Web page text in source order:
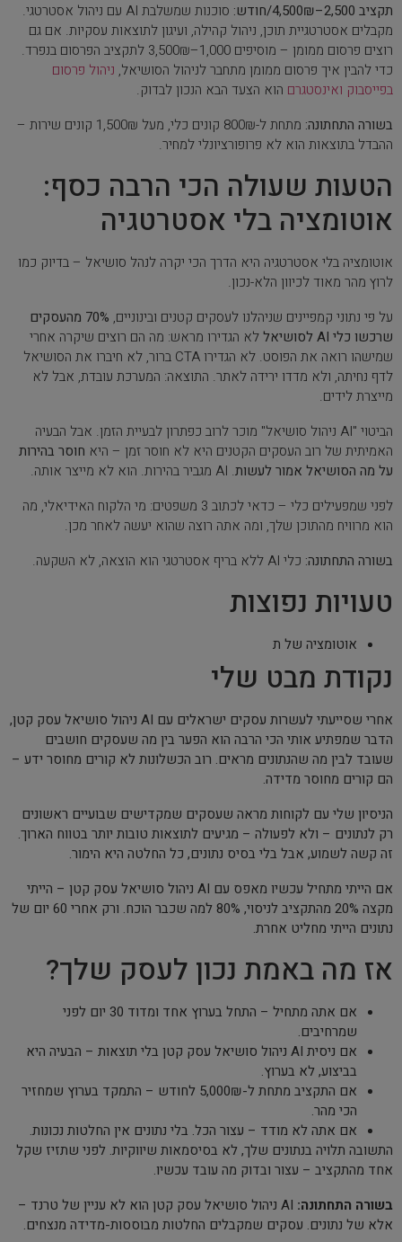
תקציב 2,500–4,500₪/חודש:
סוכנות שמשלבת AI עם ניהול אסטרטגי.
מקבלים אסטרטגיית תוכן, ניהול קהילה, ועיגון לתוצאות עסקיות. אם גם
רוצים פרסום ממומן – מוסיפים 1,000–3,500₪ לתקציב הפרסום בנפרד.
כדי להבין איך פרסום ממומן מתחבר לניהול הסושיאל, ניהול פרסום
בפייסבוק ואינסטגרם הוא הצעד הבא הנכון לבדוק.
בשורה התחתונה:
מתחת ל-800₪ קונים כלי, מעל 1,500₪ קונים שירות –
ההבדל בתוצאות הוא לא פרופורציונלי למחיר.
הטעות שעולה הכי הרבה כסף:
אוטומציה בלי אסטרטגיה
אוטומציה בלי אסטרטגיה היא הדרך הכי יקרה לנהל סושיאל – בדיוק כמו
לרוץ מהר מאוד לכיוון הלא-נכון.
על פי נתוני קמפיינים שניהלנו לעסקים קטנים ובינוניים,
70% מהעסקים
שרכשו כלי AI לסושיאל
לא הגדירו מראש: מה הם רוצים שיקרה אחרי
שמישהו רואה את הפוסט. לא הגדירו CTA ברור, לא חיברו את הסושיאל
לדף נחיתה, ולא מדדו ירידה לאתר. התוצאה: המערכת עובדת, אבל לא
מייצרת לידים.
הביטוי "AI ניהול סושיאל" מוכר לרוב כפתרון לבעיית הזמן. אבל הבעיה
האמיתית של רוב העסקים הקטנים היא לא חוסר זמן – היא חוסר בהירות
על מה הסושיאל אמור לעשות. AI מגביר בהירות. הוא לא מייצר אותה.
לפני שמפעילים כלי – כדאי לכתוב 3 משפטים: מי הלקוח האידיאלי, מה
הוא מרוויח מהתוכן שלך, ומה אתה רוצה שהוא יעשה לאחר מכן.
בשורה התחתונה: כלי AI ללא בריף אסטרטגי הוא הוצאה, לא השקעה.
טעויות נפוצות
אוטומציה של ת
נקודת מבט שלי
אחרי שסייעתי לעשרות עסקים ישראלים עם AI ניהול סושיאל עסק קטן,
הדבר שמפתיע אותי הכי הרבה הוא הפער בין מה שעסקים חושבים
שעובד לבין מה שהנתונים מראים. רוב הכשלונות לא קורים מחוסר ידע –
הם קורים מחוסר מדידה.
הניסיון שלי עם לקוחות מראה שעסקים שמקדישים שבועיים ראשונים
רק לנתונים – ולא לפעולה – מגיעים לתוצאות טובות יותר בטווח הארוך.
זה קשה לשמוע, אבל בלי בסיס נתונים, כל החלטה היא הימור.
אם הייתי מתחיל עכשיו מאפס עם AI ניהול סושיאל עסק קטן – הייתי
מקצה 20% מהתקציב לניסוי, 80% למה שכבר הוכח. ורק אחרי 60 יום של
נתונים הייתי מחליט אחרת.
אז מה באמת נכון לעסק שלך?
אם אתה מתחיל – התחל בערוץ אחד ומדוד 30 יום לפני
שמרחיבים.
אם ניסית AI ניהול סושיאל עסק קטן בלי תוצאות – הבעיה היא
בביצוע, לא בערוץ.
אם התקציב מתחת ל-5,000₪ לחודש – התמקד בערוץ שמחזיר
הכי מהר.
אם אתה לא מודד – עצור הכל. בלי נתונים אין החלטות נכונות.
התשובה תלויה בנתונים שלך, לא בסיסמאות שיווקיות. לפני שתזיז שקל
אחד מהתקציב – עצור ובדוק מה עובד עכשיו.
בשורה התחתונה:
AI ניהול סושיאל עסק קטן הוא לא עניין של טרנד –
אלא של נתונים. עסקים שמקבלים החלטות מבוססות-מדידה מנצחים.